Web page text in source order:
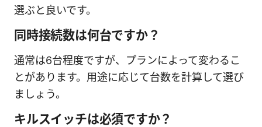
選ぶと良いです。
同時接続数は何台ですか？
通常は6台程度ですが、プランによって変わるこ
とがあります。用途に応じて台数を計算して選び
ましょう。
キルスイッチは必須ですか？